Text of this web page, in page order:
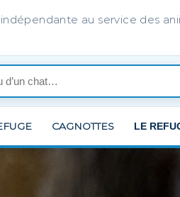
au service des
CAGNOTTES LE